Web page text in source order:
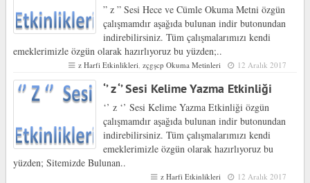
” z ” Sesi Hece ve Cümle Okuma Metni özgün
çalışmamdır aşağıda bulunan indir butonundan
indirebilirsiniz. Tüm çalışmalarımızı kendi
emeklerimizle özgün olarak hazırlıyoruz bu yüzden;..
z Harfi Etkinlikleri,zçgşcp Okuma Metinleri 12 Aralık 2017
‘’ z ‘’ Sesi Kelime Yazma Etkinliği
‘’ z ‘’ Sesi Kelime Yazma Etkinliği özgün
çalışmamdır aşağıda bulunan indir butonundan
indirebilirsiniz. Tüm çalışmalarımızı kendi
emeklerimizle özgün olarak hazırlıyoruz bu
yüzden; Sitemizde Bulunan..
z Harfi Etkinlikleri 12 Aralık 2017